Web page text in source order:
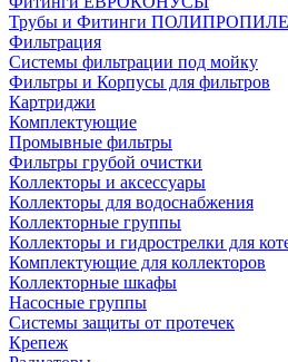
Трубы и Фитинги
Фильтрация
Системы фильтрации под мойку
Фильтры и Корпусы для фильтров
Картриджи
Комплектующие
Промывные фильтры
Фильтры грубой очистки
Коллекторы и аксессуары
Коллекторы для водоснабжения
Коллекторные группы
Коллекторы и гидрострелки для
Комплектующие для коллекторов
Коллекторные шкафы
Насосные группы
Системы защиты от протечек
Крепеж